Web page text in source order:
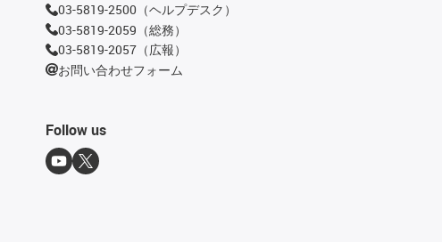
03-5819-2500（ヘルプデスク）
03-5819-2059（総務）
03-5819-2057（広報）
お問い合わせフォーム
Follow us